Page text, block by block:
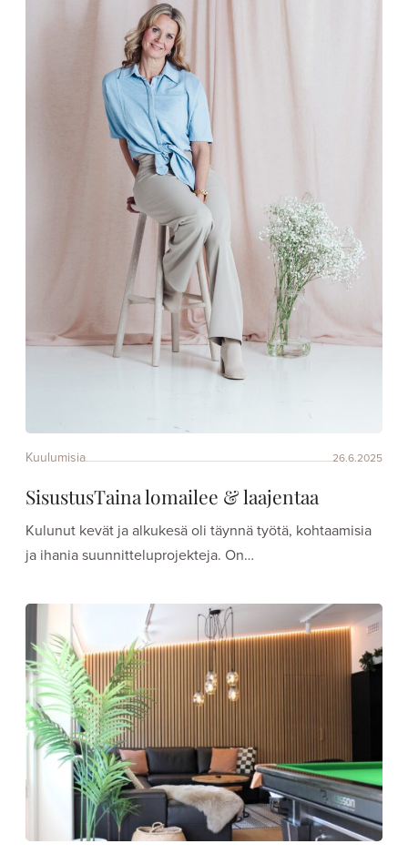
Kuulumisia 26.6.2025
SisustusTaina lomailee & laajentaa
Kulunut kevät ja alkukesä oli täynnä työtä, kohtaamisia
ja ihania suunnitteluprojekteja. On…